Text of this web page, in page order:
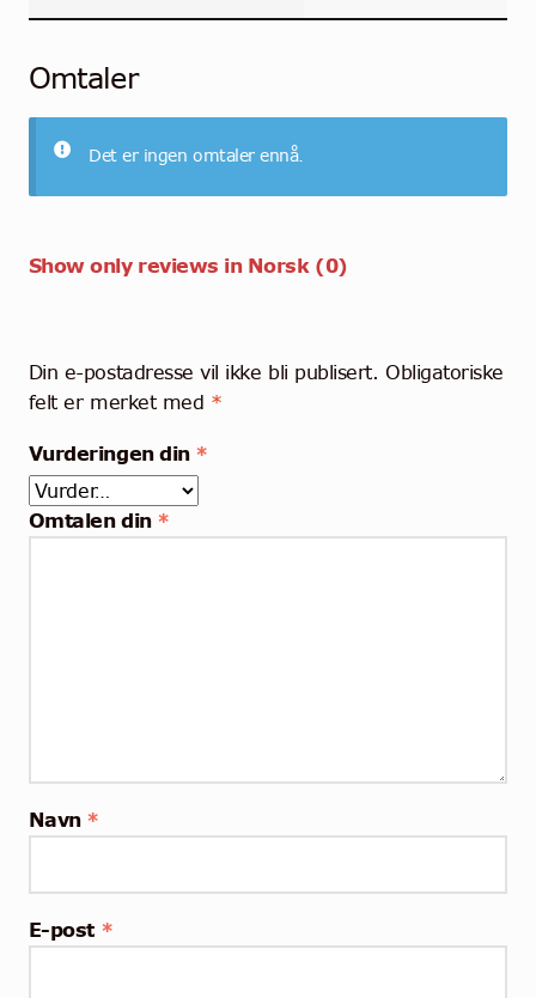
Omtaler
Det er ingen omtaler ennå.
Show only reviews in Norsk (0)
Din e-postadresse vil ikke bli publisert. Obligatoriske
felt er merket med *
Vurderingen din *
Omtalen din *
Navn *
E-post *